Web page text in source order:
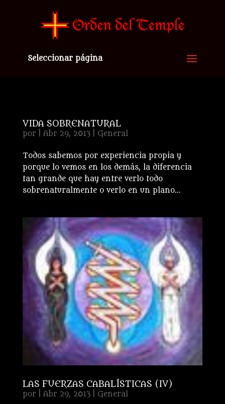
Seleccionar página
VIDA SOBRENATURAL
por Abr 29, 2013| General
Todos sabemos por experiencia propia y
porque lo vemos en los demás, la diferencia
tan grande que hay entre verlo todo
sobrenaturalmente o verlo en un plano...
LAS FUERZAS CABALÍSTICAS (IV)
por Abr 29, 2013| General